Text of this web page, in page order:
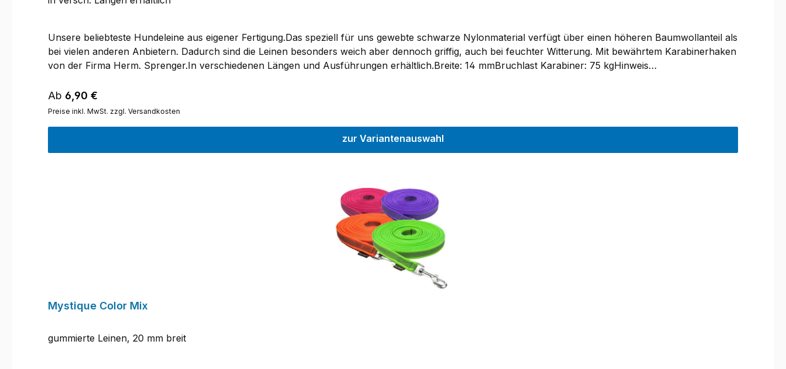
Unsere beliebteste Hundeleine aus eigener Fertigung.Das speziell für uns gewebte schwarze Nylonmaterial verfügt über einen höheren Baumwollanteil als
bei vielen anderen Anbietern. Dadurch sind die Leinen besonders weich aber dennoch griffig, auch bei feuchter Witterung. Mit bewährtem Karabinerhaken
von der Firma Herm. Sprenger.In verschiedenen Längen und Ausführungen erhältlich.Breite: 14 mmBruchlast Karabiner: 75 kgHinweis
Karabiner. Alternativ bieten wir die INOX-Variante mit wesentlich höheren Bruchlasten an. Bei großen/schweren bzw. stark ziehenden Hunden empfehlen
wir die INOX-Varianten mit Bruchlasten bis zu 320 kg.
Regulärer Preis:
Ab 6,90 €
Preise inkl. MwSt. zzgl. Versandkosten
zur Variantenauswahl
Mystique Color Mix
gummierte Leinen, 20 mm breit